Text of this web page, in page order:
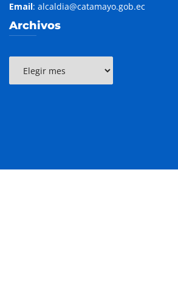
Email: alcaldia@catamayo.gob.ec
Archivos